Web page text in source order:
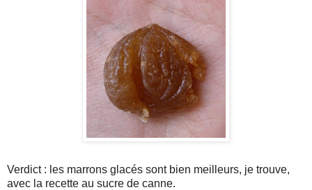
Verdict : les marrons glacés sont bien meilleurs, je trouve,
avec la recette au sucre de canne.